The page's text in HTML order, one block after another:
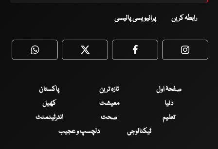
رابطہ کریں پرائیویسی پالیسی
WhatsApp Twitter Facebook
صفحۂ اول تازہ ترین
پاکستان
دنیا
معیشت
کھیل
تعلیم
صحت
انٹرٹینمنٹ
ٹیکنالوجی
دلچسپ و عجیب